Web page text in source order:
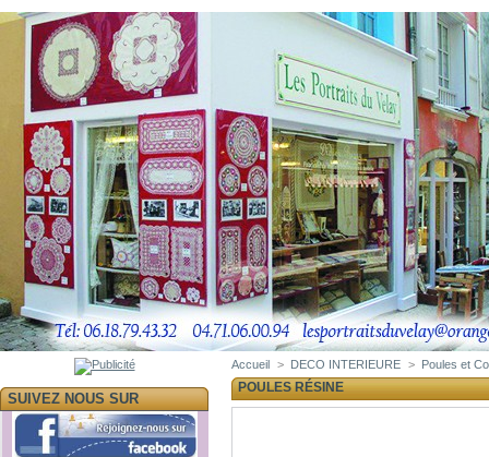
SUIVEZ NOUS SUR
Accueil > DECO INTERIEURE > Poules et
POULES RÉSINE